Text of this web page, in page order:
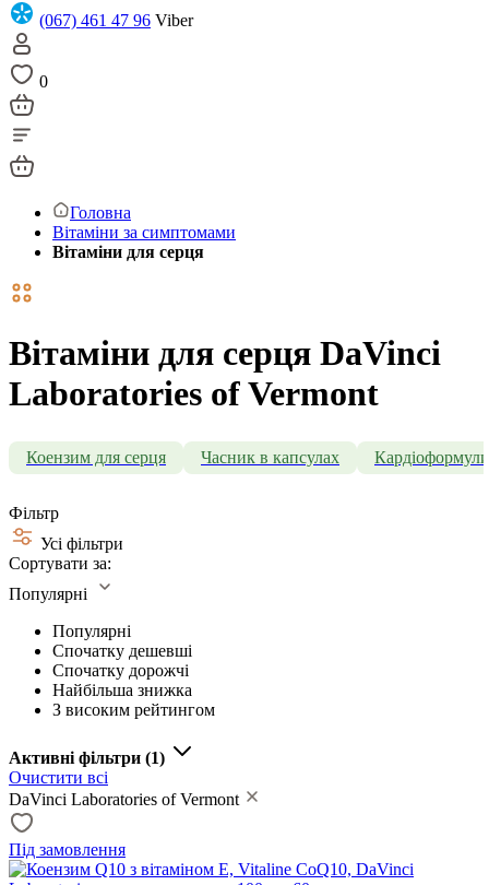
(067) 461 47 96 Viber
0
Головна
Вітаміни за симптомами
Вітаміни для серця
Вітаміни для серця DaVinci
Laboratories of Vermont
Коензим для серця Часник в капсулах Кардіоформули
Фільтр
Усі фільтри
Сортувати за:
Популярні
Популярні
Спочатку дешевші
Спочатку дорожчі
Найбільша знижка
З високим рейтингом
Активні фільтри (1)
Очистити всі
DaVinci Laboratories of Vermont
Під замовлення